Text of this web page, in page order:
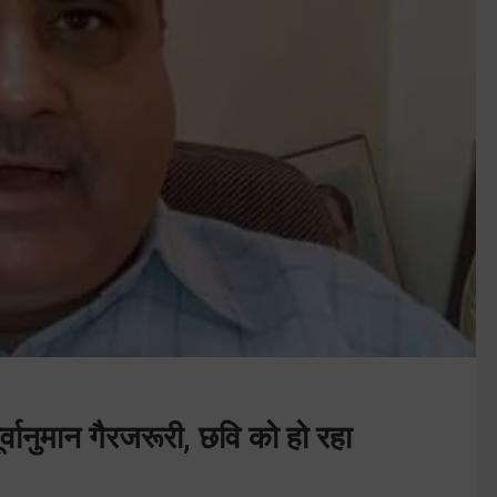
गैरजरूरी, छवि को हो रहा